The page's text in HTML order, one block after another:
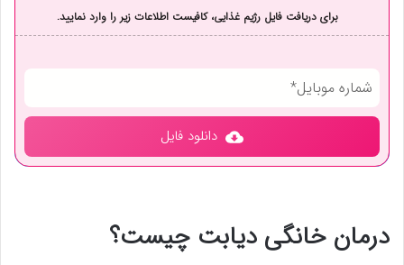
برای دریافت فایل رژیم غذایی، کافیست اطلاعات زیر را وارد نمایید.
دانلود فایل
درمان خانگی دیابت چیست؟